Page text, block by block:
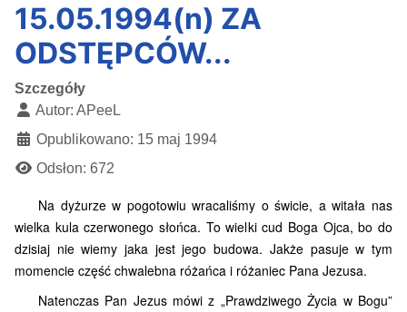
15.05.1994(n) ZA
ODSTĘPCÓW...
Szczegóły
Autor: APeeL
Opublikowano: 15 maj 1994
Odsłon: 672
Na dyżurze w pogotowiu wracaliśmy o świcie, a witała nas
wielka kula czerwonego słońca. To wielki cud Boga Ojca, bo do
dzisiaj nie wiemy jaka jest jego budowa. Jakże pasuje w tym
momencie część chwalebna różańca i różaniec Pana Jezusa.
Natenczas Pan Jezus mówi z „Prawdziwego Życia w Bogu”